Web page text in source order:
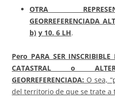
OTRA
GEORREFERENCIADA
b) y 10. 6 LH.
Pero PARA SER INSCRIBIBLE
CATASTRAL o
GEORREFERENCIADA: O sea,
del territorio de que se trate a